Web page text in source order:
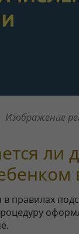
Изображение
ли
правилах